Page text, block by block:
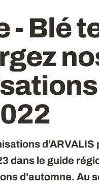
- Blé
dans le guide
d'automne. Au